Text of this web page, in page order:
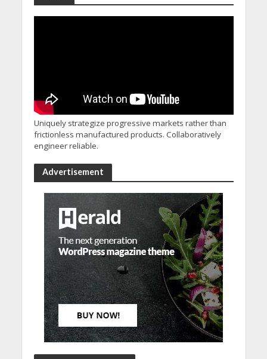
Uniquely strategize progressive markets rather than
frictionless manufactured products. Collaboratively
engineer reliable.
Advertisement